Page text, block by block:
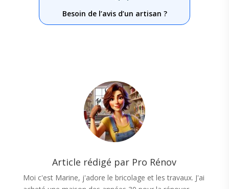
Besoin de l’avis d’un artisan ?
Article rédigé par Pro Rénov
Moi c'est Marine, j'adore le bricolage et les travaux. J'ai